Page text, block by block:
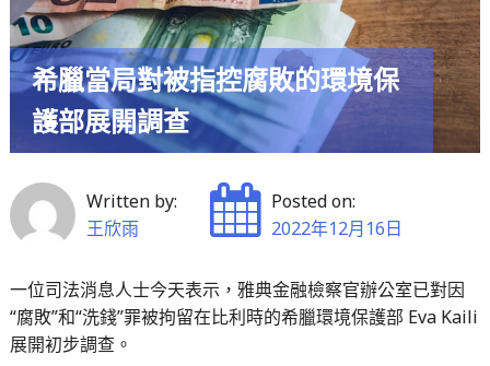
希臘當局對被指控腐敗的環境保
護部展開調查
Written by:
王欣雨
Posted on:
2022年12月16日
一位司法消息人士今天表示，雅典金融檢察官辦公室已對因
“腐敗”和“洗錢”罪被拘留在比利時的希臘環境保護部 Eva Kaili
展開初步調查。